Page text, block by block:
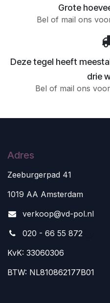
Grote
Bel of mail ons
Deze tegel heeft
drie
Bel of mail ons
Adres
Zeeburgerpad 41
1019 AA Amsterdam
verkoop@vd-pol.nl
020 - 66 55 872
KvK: 33060306
BTW: NL810862177B01